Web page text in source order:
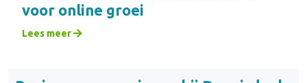
voor online groei
Lees meer